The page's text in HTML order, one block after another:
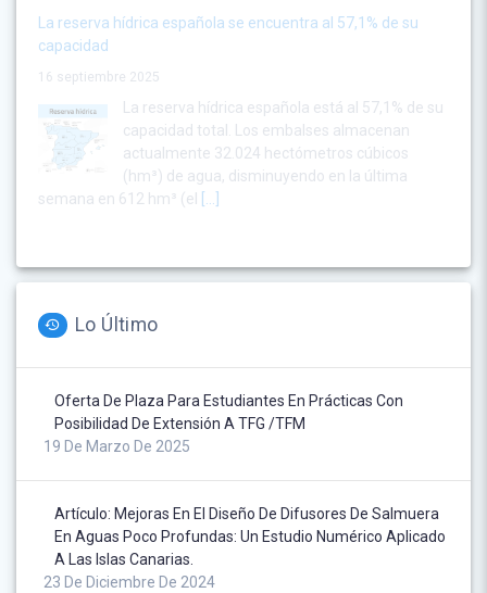
La reserva hídrica española se encuentra al 57,1% de su
capacidad
16 septiembre 2025
La reserva hídrica española está al 57,1% de su
capacidad total. Los embalses almacenan
actualmente 32.024 hectómetros cúbicos
(hm³) de agua, disminuyendo en la última
semana en 612 hm³ (el
[...]
Lo Último
Oferta De Plaza Para Estudiantes En Prácticas Con
Posibilidad De Extensión A TFG /TFM
19 De Marzo De 2025
Artículo: Mejoras En El Diseño De Difusores De Salmuera
En Aguas Poco Profundas: Un Estudio Numérico Aplicado
A Las Islas Canarias.
23 De Diciembre De 2024